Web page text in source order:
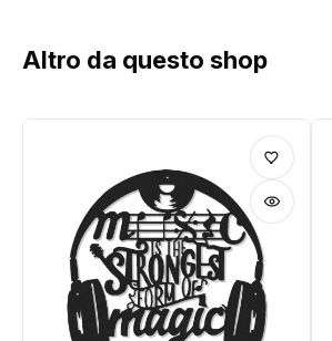
Altro da questo shop